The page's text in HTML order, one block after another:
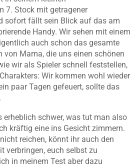
7. Stock mit getragener
sofort fällt sein Blick auf das am
Handy. Wir sehen mit einem
auch schon das gesamte
von Mama, die uns einen schönen
wir als Spieler schnell feststellen,
Wir kommen wohl wieder
paar Tagen gefeuert, sollte das
erheblich schwer, was tut man also
kräftig eine ins Gesicht zimmern.
reichen, könnt ihr auch den
verbringen, euch selbst zu
in meinem Test aber dazu